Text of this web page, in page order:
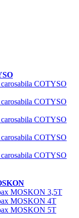
COTYSO
COTYSO
COTYSO
COTYSO
COTYSO
MOSKON 3,5T
MOSKON 4T
MOSKON 5T